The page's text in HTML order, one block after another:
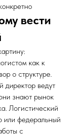
вести
как к
о структуре.
директор ведут
знают рынок
Логистический
или федеральный
с